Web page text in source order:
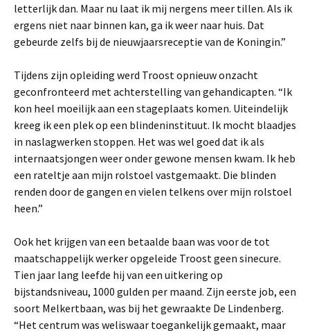
letterlijk dan. Maar nu laat ik mij nergens meer tillen. Als ik
ergens niet naar binnen kan, ga ik weer naar huis. Dat
gebeurde zelfs bij de nieuwjaarsreceptie van de Koningin.”
Tijdens zijn opleiding werd Troost opnieuw onzacht
geconfronteerd met achterstelling van gehandicapten. “Ik
kon heel moeilijk aan een stageplaats komen. Uiteindelijk
kreeg ik een plek op een blindeninstituut. Ik mocht blaadjes
in naslagwerken stoppen. Het was wel goed dat ik als
internaatsjongen weer onder gewone mensen kwam. Ik heb
een rateltje aan mijn rolstoel vastgemaakt. Die blinden
renden door de gangen en vielen telkens over mijn rolstoel
heen.”
Ook het krijgen van een betaalde baan was voor de tot
maatschappelijk werker opgeleide Troost geen sinecure.
Tien jaar lang leefde hij van een uitkering op
bijstandsniveau, 1000 gulden per maand. Zijn eerste job, een
soort Melkertbaan, was bij het gewraakte De Lindenberg.
“Het centrum was weliswaar toegankelijk gemaakt, maar